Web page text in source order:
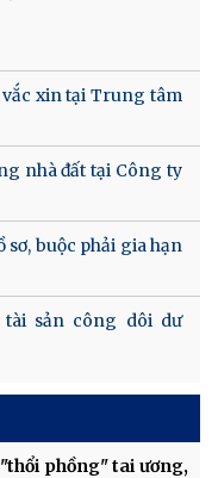
xin tại Trung tâm
nhà đất tại Công ty
sơ, buộc phải gia hạn
tài sản công dôi dư
phồng" tai ương,